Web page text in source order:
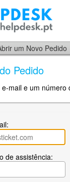
um Novo Pedido
Pedido
mail e um
de assistência: